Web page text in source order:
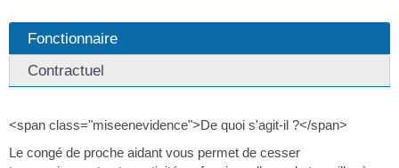
Fonctionnaire
Contractuel
<span class="miseenevidence">De quoi s'agit-il ?</span>
Le congé de proche aidant vous permet de cesser